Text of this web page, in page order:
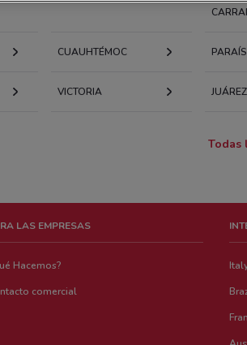
CUAUHTÉMOC
VICTORIA JUÁREZ
Todas
LAS EMPRESAS
Hacemos?
comercial